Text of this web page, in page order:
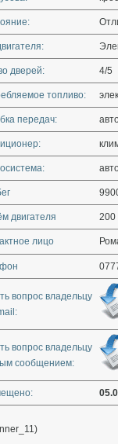
дверей: 4/5
топливо:
передач:
двигателя 200
лицо
вопрос владельцу
вопрос владельцу
сообщением: